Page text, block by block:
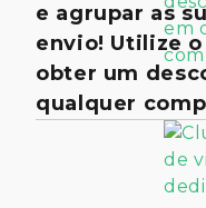
e agrupar as
envio! Utilize o
obter um
qualquer